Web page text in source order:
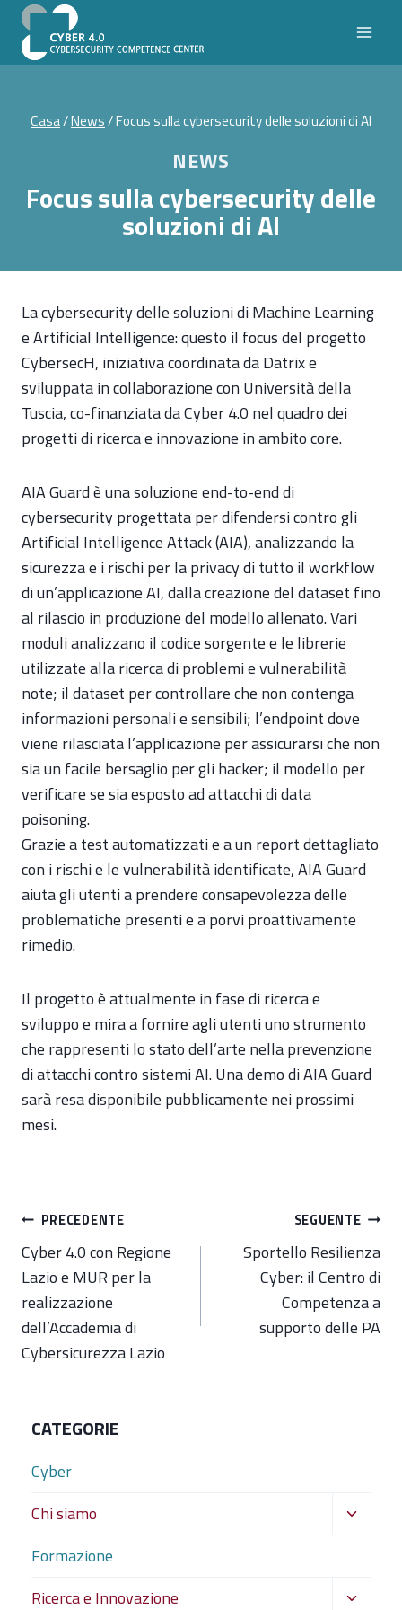
Salta
contenuto
Casa/News/Focus sulla cybersecurity delle soluzioni di AI
NEWS
Focus sulla cybersecurity delle
soluzioni di AI
La cybersecurity delle soluzioni di Machine Learning
e Artificial Intelligence: questo il focus del progetto
CybersecH, iniziativa coordinata da Datrix e
sviluppata in collaborazione con Università della
Tuscia, co-finanziata da Cyber 4.0 nel quadro dei
progetti di ricerca e innovazione in ambito core.
AIA Guard è una soluzione end-to-end di
cybersecurity progettata per difendersi contro gli
Artificial Intelligence Attack (AIA), analizzando la
sicurezza e i rischi per la privacy di tutto il workflow
di un’applicazione AI, dalla creazione del dataset fino
al rilascio in produzione del modello allenato. Vari
moduli analizzano il codice sorgente e le librerie
utilizzate alla ricerca di problemi e vulnerabilità
note; il dataset per controllare che non contenga
informazioni personali e sensibili; l’endpoint dove
viene rilasciata l’applicazione per assicurarsi che non
sia un facile bersaglio per gli hacker; il modello per
verificare se sia esposto ad attacchi di data
poisoning.
Grazie a test automatizzati e a un report dettagliato
con i rischi e le vulnerabilità identificate, AIA Guard
aiuta gli utenti a prendere consapevolezza delle
problematiche presenti e a porvi proattivamente
rimedio.
Il progetto è attualmente in fase di ricerca e
sviluppo e mira a fornire agli utenti uno strumento
che rappresenti lo stato dell’arte nella prevenzione
di attacchi contro sistemi AI. Una demo di AIA Guard
sarà resa disponibile pubblicamente nei prossimi
mesi.
Navigazione
articoli
PRECEDENTE
Cyber 4.0 con Regione
Lazio e MUR per la
realizzazione
dell’Accademia di
Cybersicurezza Lazio
SEGUENTE
Sportello Resilienza
Cyber: il Centro di
Competenza a
supporto delle PA
CATEGORIE
Cyber
Chi siamo
Alterna
Formazione
Ricerca e Innovazione
Alterna